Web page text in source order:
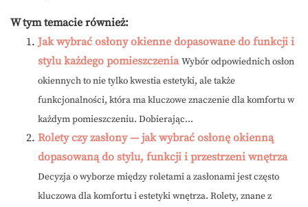
W tym temacie również:
Jak wybrać osłony okienne dopasowane do funkcji i
stylu każdego pomieszczenia Wybór odpowiednich osłon
okiennych to nie tylko kwestia estetyki, ale także
funkcjonalności, która ma kluczowe znaczenie dla komfortu w
każdym pomieszczeniu. Dobierając...
Rolety czy zasłony — jak wybrać osłonę okienną
dopasowaną do stylu, funkcji i przestrzeni wnętrza
Decyzja o wyborze między roletami a zasłonami jest często
kluczowa dla komfortu i estetyki wnętrza. Rolety, znane z